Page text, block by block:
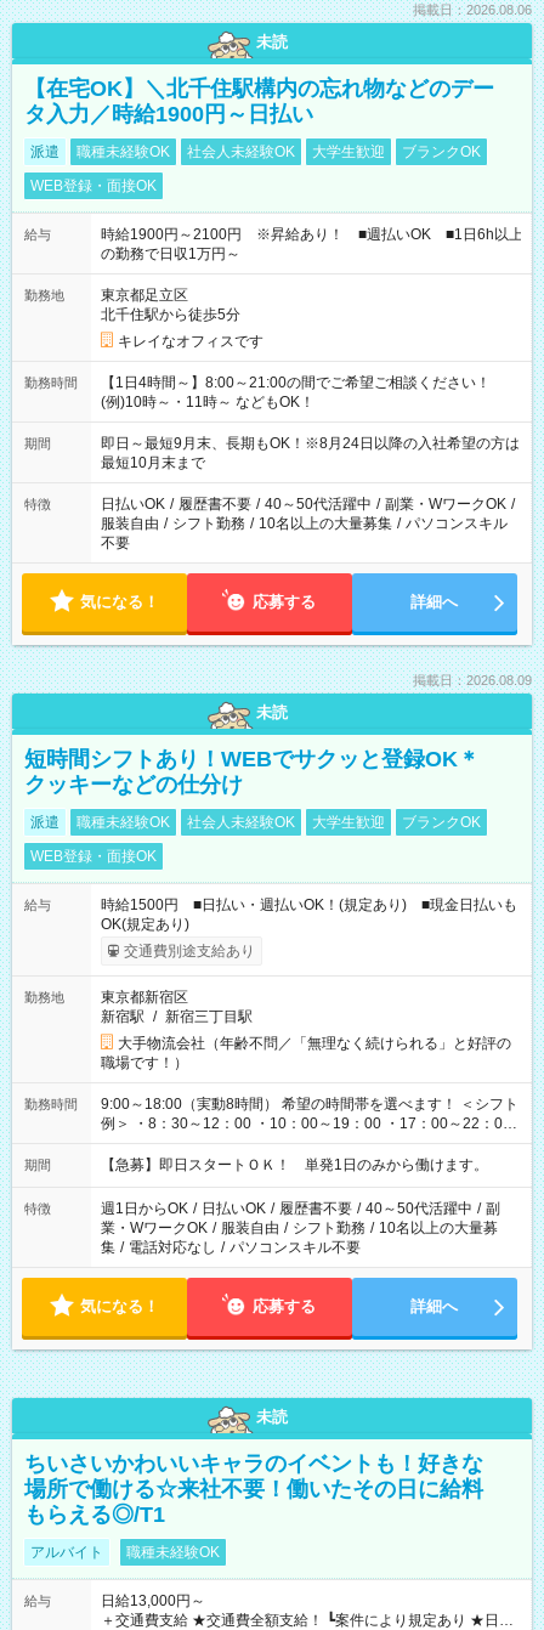
掲載日：2026.08.06
未読
【在宅OK】＼北千住駅構内の忘れ物などのデー
タ入力／時給1900円～日払い
派遣 職種未経験OK 社会人未経験OK 大学生歓迎
ブランクOK
WEB登録・面接OK
給与
時給1900円～2100円 ※昇給あり！ ■週払いOK ■1日6h以上
の勤務で日収1万円～
勤務地
東京都足立区
北千住駅から徒歩5分
キレイなオフィスです
勤務時間
【1日4時間～】8:00～21:00の間でご希望ご相談ください！
(例)10時～・11時～ などもOK！
期間
即日～最短9月末、長期もOK！※8月24日以降の入社希望の方は
最短10月末まで
特徴 日払いOK / 履歴書不要 / 40～50代活躍中 / 副業・WワークOK /
服装自由 / シフト勤務 / 10名以上の大量募集 / パソコンスキル
不要
気になる！ 応募する 詳細へ
掲載日：2026.08.09
未読
短時間シフトあり！WEBでサクッと登録OK＊
クッキーなどの仕分け
派遣 職種未経験OK 社会人未経験OK 大学生歓迎
ブランクOK
WEB登録・面接OK
給与
時給1500円 ■日払い・週払いOK！(規定あり) ■現金日払いも
OK(規定あり)
交通費別途支給あり
勤務地
東京都新宿区
新宿駅 / 新宿三丁目駅
大手物流会社（年齢不問／「無理なく続けられる」と好評の
職場です！）
勤務時間
9:00～18:00（実動8時間） 希望の時間帯を選べます！ ＜シフト
例＞ ・8：30～12：00 ・10：00～19：00 ・17：00～22：00
・13：00～22：00 ・22：00～翌6：00 など
期間 【急募】即日スタートＯＫ！ 単発1日のみから働けます。
特徴 週1日からOK / 日払いOK / 履歴書不要 / 40～50代活躍中 / 副
業・WワークOK / 服装自由 / シフト勤務 / 10名以上の大量募
集 / 電話対応なし / パソコンスキル不要
気になる！ 応募する 詳細へ
未読
ちいさいかわいいキャラのイベントも！好きな
場所で働ける☆来社不要！働いたその日に給料
もらえる◎/T1
アルバイト 職種未経験OK
給与
日給13,000円～
＋交通費支給 ★交通費全額支給！ ┗案件により規定あり ★日払